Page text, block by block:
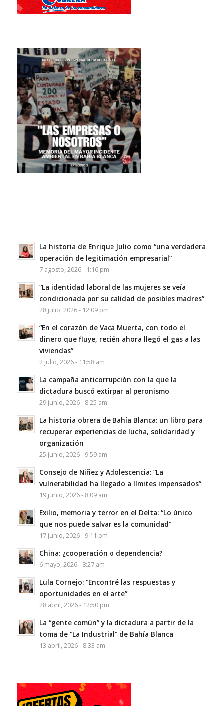
La historia de Enrique Julio como “una verdadera
operación de legitimación empresarial”
7 agosto, 2026 - 1:16 pm
“La identidad laboral de las mujeres se veía
condicionada por su calidad de posibles madres”
28 julio, 2026 - 12:09 pm
“En el corazón de Vaca Muerta, con todo el
dinero que fluye, recién ahora llegó el gas a las
viviendas”
2 julio, 2026 - 11:58 am
La campaña anticorrupción con la que la
dictadura buscó extirpar al peronismo
29 junio, 2026 - 8:25 am
La historia obrera de Bahía Blanca: un libro para
recuperar experiencias de lucha, solidaridad y
organización
25 junio, 2026 - 9:59 am
Consejo de Niñez y Adolescencia: “La
vulnerabilidad ha llegado a límites impensados”
19 junio, 2026 - 8:09 am
Exilio, memoria y terror en el Delta: “Lo único
que nos puede salvar es la comunidad”
17 junio, 2026 - 9:11 pm
China: ¿cooperación o dependencia?
6 mayo, 2026 - 8:27 am
Lula Cornejo: “Encontré las respuestas y
oportunidades en el arte”
28 abril, 2026 - 12:50 pm
La “gente común” y la dictadura a partir de la
toma de “La Industrial” de Bahía Blanca
13 abril, 2026 - 8:33 am